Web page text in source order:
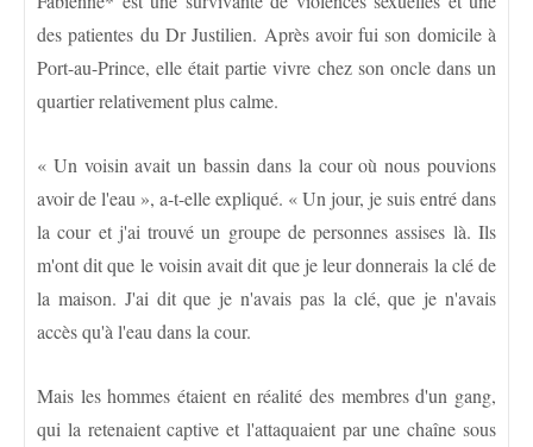
des patientes du Dr Justilien. Après avoir fui son domicile à
Port-au-Prince, elle était partie vivre chez son oncle dans un
quartier relativement plus calme.
« Un voisin avait un bassin dans la cour où nous pouvions
avoir de l'eau », a-t-elle expliqué. « Un jour, je suis entré dans
la cour et j'ai trouvé un groupe de personnes assises là. Ils
m'ont dit que le voisin avait dit que je leur donnerais la clé de
la maison. J'ai dit que je n'avais pas la clé, que je n'avais
accès qu'à l'eau dans la cour.
Mais les hommes étaient en réalité des membres d'un gang,
qui la retenaient captive et l'attaquaient par une chaîne sous